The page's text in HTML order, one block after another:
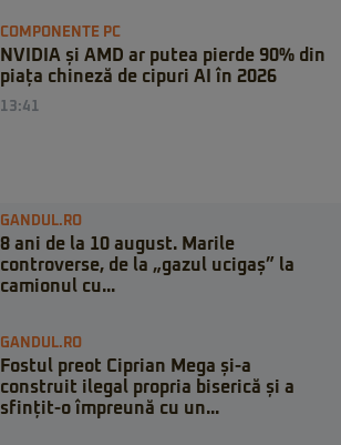
COMPONENTE PC
NVIDIA și AMD ar putea pierde 90% din
piața chineză de cipuri AI în 2026
13:41
GANDUL.RO
8 ani de la 10 august. Marile
controverse, de la „gazul ucigaș” la
camionul cu...
GANDUL.RO
Fostul preot Ciprian Mega și-a
construit ilegal propria biserică și a
sfințit-o împreună cu un...